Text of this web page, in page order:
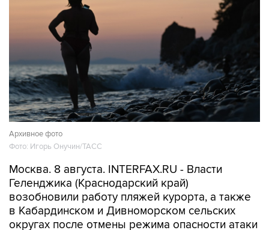
Архивное фото
Фото: Игорь Онучин/ТАСС
Москва. 8 августа. INTERFAX.RU - Власти
Геленджика (Краснодарский край)
возобновили работу пляжей курорта, а также
в Кабардинском и Дивноморском сельских
округах после отмены режима опасности атаки